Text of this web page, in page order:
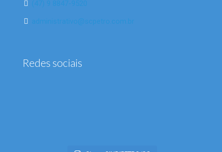
(47) 9 8847-9520
administrativo@scpetro.com.br
Redes sociais